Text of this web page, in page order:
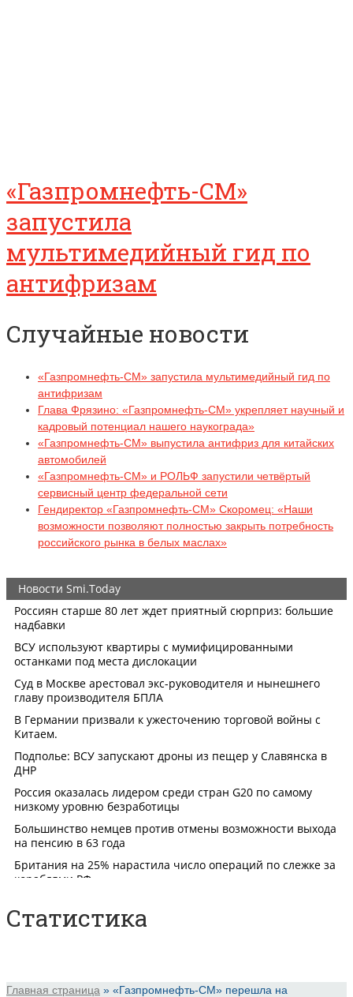
«Газпромнефть-СМ»
запустила
мультимедийный гид по
антифризам
Случайные новости
«Газпромнефть-СМ» запустила мультимедийный гид по
антифризам
Глава Фрязино: «Газпромнефть-СМ» укрепляет научный и
кадровый потенциал нашего наукограда»
«Газпромнефть-СМ» выпустила антифриз для китайских
автомобилей
«Газпромнефть-СМ» и РОЛЬФ запустили четвёртый
сервисный центр федеральной сети
Гендиректор «Газпромнефть-СМ» Скоромец: «Наши
возможности позволяют полностью закрыть потребность
российского рынка в белых маслах»
Статистика
Главная страница » «Газпромнефть-СМ» перешла на